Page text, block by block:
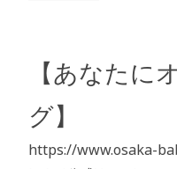
【あなたに
グ】
https://www.osaka-